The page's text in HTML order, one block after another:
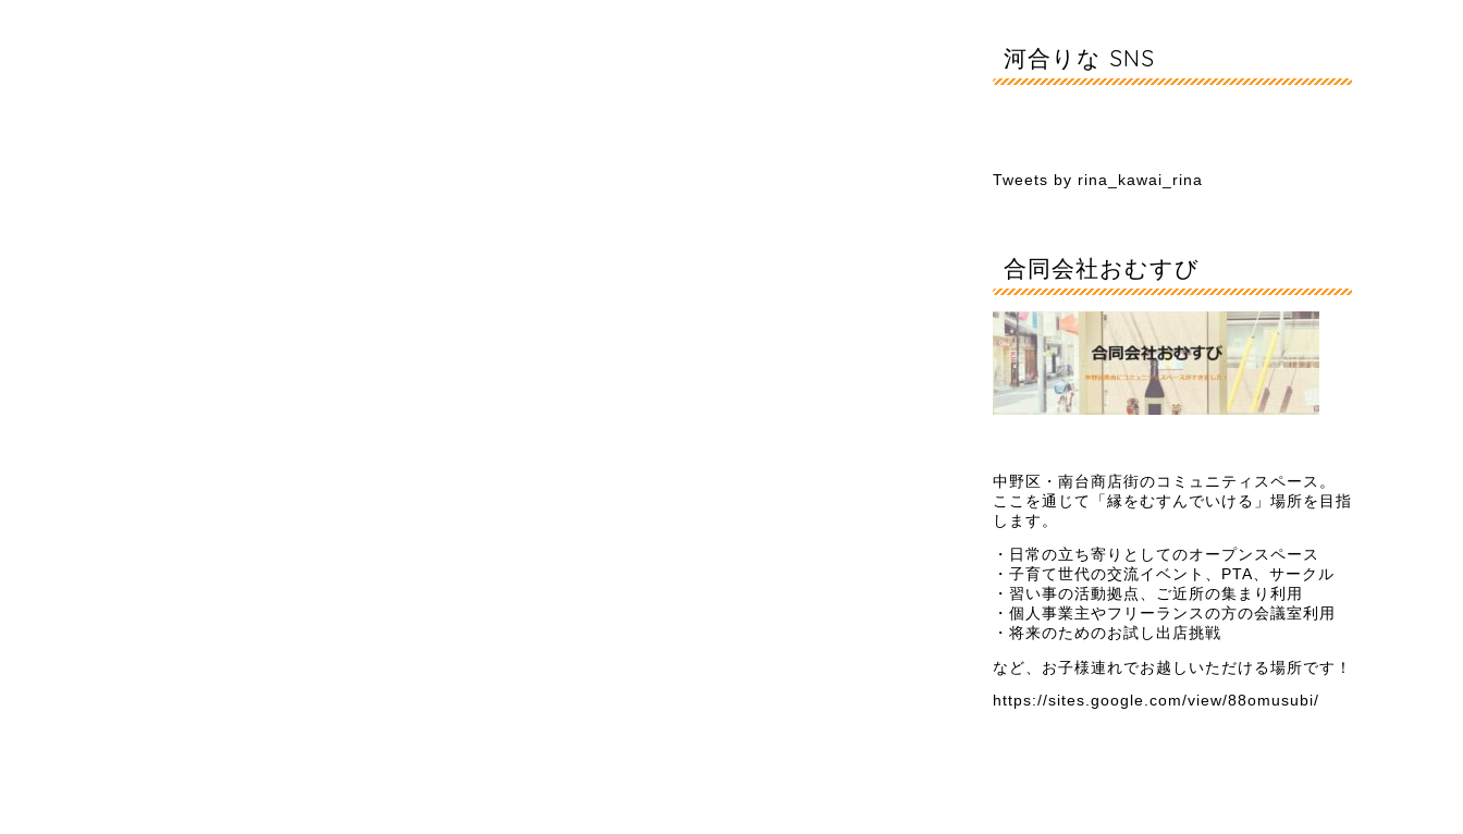
河合りな SNS
Tweets by rina_kawai_rina
合同会社おむすび
中野区・南台商店街のコミュニティスペース。
ここを通じて
「縁をむすんでいける」 場所を目指
します。
・日常の立ち寄りとしてのオープンスペース
・子育て世代の交流イベント、PTA、サークル
・習い事の活動拠点、ご近所の集まり利用
・個人事業主やフリーランスの方の会議室利用
・将来のためのお試し出店挑戦
など、お子様連れでお越しいただける場所です！
https://sites.google.com/view/88omusubi/